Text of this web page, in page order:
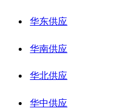
华东供应
华南供应
华北供应
华中供应